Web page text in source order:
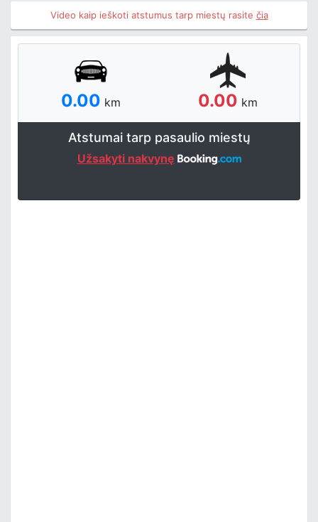
Video kaip ieškoti atstumus tarp miestų rasite čia
0.00 km 0.00 km
Atstumai tarp pasaulio miestų
Užsakyti nakvynę